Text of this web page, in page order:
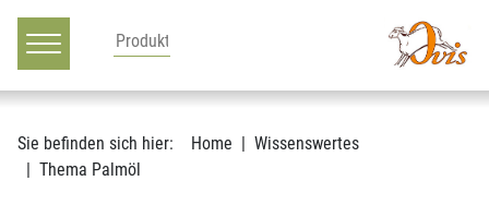
Hauptnavigation
Zum Inhalt
Sie befinden sich hier: Home
Wissenswertes
Thema Palmöl